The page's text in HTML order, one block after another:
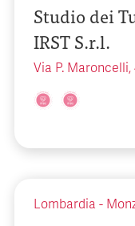
Studio dei
IRST S.r.l.
Via P. Maroncelli,
Lombardia -